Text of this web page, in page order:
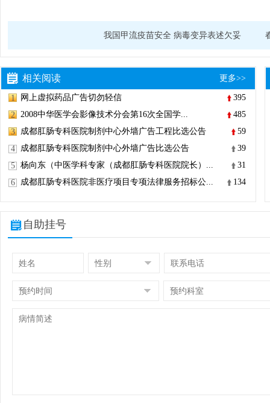
我国甲流疫苗安全 病毒变异表述欠妥
相关阅读 更多>>
1 网上虚拟药品广告切勿轻信
395
2
2008中华医学会影像技术分会第16次全国学...
485
3
成都肛肠专科医院制剂中心外墙广告工程比选公告
59
4
成都肛肠专科医院制剂中心外墙广告比选公告
39
5
杨向东（中医学科专家（成都肛肠专科医院院长）...
31
6
成都肛肠专科医院非医疗项目专项法律服务招标公... 134
自助挂号